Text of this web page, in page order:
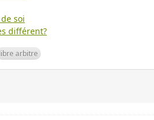
soi
différent?
libre arbitre